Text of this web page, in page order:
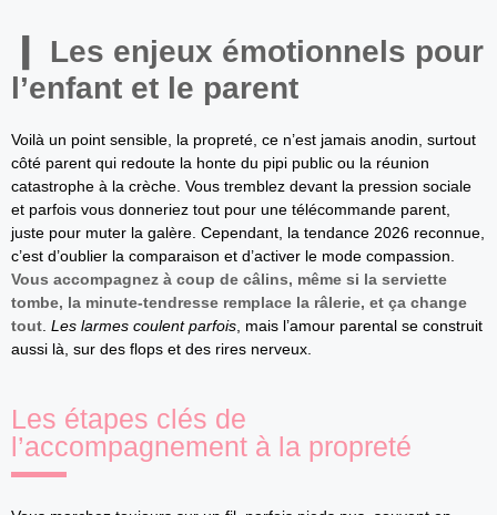
Les enjeux émotionnels pour
l’enfant et le parent
Voilà un point sensible, la propreté, ce n’est jamais anodin, surtout
côté parent qui redoute la honte du pipi public ou la réunion
catastrophe à la crèche. Vous tremblez devant la pression sociale
et parfois vous donneriez tout pour une télécommande parent,
juste pour muter la galère. Cependant, la tendance 2026 reconnue,
c’est d’oublier la comparaison et d’activer le mode compassion.
Vous accompagnez à coup de câlins, même si la serviette
tombe, la minute-tendresse remplace la râlerie, et ça change
tout Les larmes coulent parfois , mais l’amour parental se construit
aussi là, sur des flops et des rires nerveux.
Les étapes clés de
l’accompagnement à la propreté